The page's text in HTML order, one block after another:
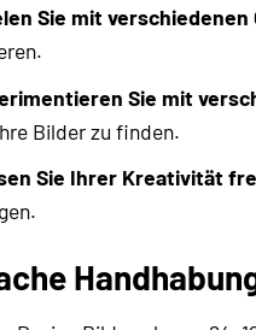
Sie mit
Sie mit
Bilder zu finden.
Sie Ihrer Kreativität